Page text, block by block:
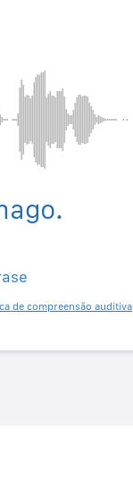
de compreensão auditiva